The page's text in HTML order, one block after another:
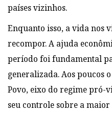
países vizinhos.
Enquanto isso, a vida nos
recompor. A ajuda
período foi fundamental
generalizada. Aos poucos
Povo, eixo do regime pró-
seu controle sobre a